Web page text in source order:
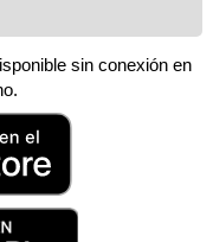
sin conexión en